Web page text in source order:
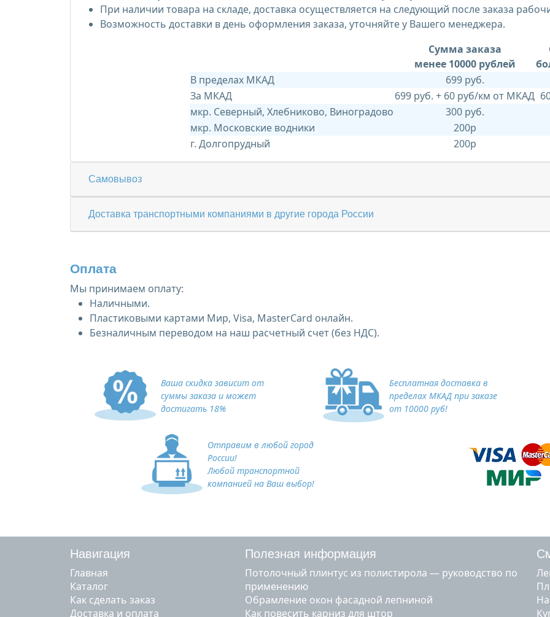
При наличии товара на складе, доставка осуществляется на следующий после заказа
Возможность доставки в день оформления заказа, уточняйте у Вашего менеджера.
Сумма заказа
менее 10000 рублей
В пределах МКАД
699 руб.
За МКАД
699 руб. + 60 руб/км от МКАД
мкр. Северный, Хлебниково, Виноградово
300 руб.
мкр. Московские водники
200р
г. Долгопрудный
200р
Самовывоз
Доставка транспортными компаниями в другие города России
Оплата
Мы принимаем оплату:
Наличными.
Пластиковыми картами Мир, Visa, MasterCard онлайн.
Безналичным переводом на наш расчетный счет (без НДС).
Ваша скидка зависит от
суммы заказа и может
достигать 18%
Бесплатная доставка в
пределах МКАД при заказе
от 10000 руб!
Отправим в любой город
России!
Любой транспортной
компанией на Ваш выбор!
Навигация
Главная
Каталог
Как сделать заказ
Доставка и оплата
Полезная информация
Потолочный плинтус из полистирола — руководство по
применению
Обрамление окон фасадной лепниной
Как повесить карниз для штор